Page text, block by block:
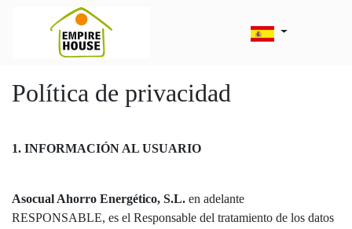
Política de privacidad
1. INFORMACIÓN AL USUARIO
Asocual Ahorro Energético, S.L. en adelante
RESPONSABLE, es el Responsable del tratamiento de los datos